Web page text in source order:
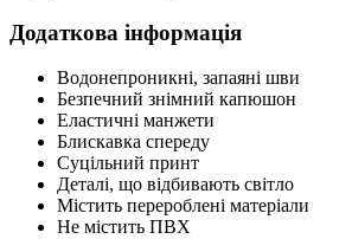
Додаткова інформація
Водонепроникні, запаяні шви
Безпечний знімний капюшон
Еластичні манжети
Блискавка спереду
Суцільний принт
Деталі, що відбивають світло
Містить перероблені матеріали
Не містить ПВХ